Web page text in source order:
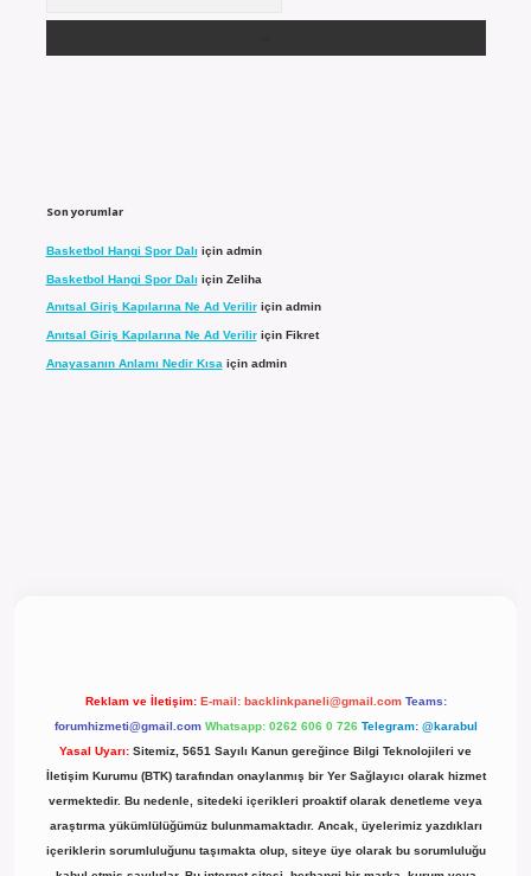
Son yorumlar
Basketbol Hangi Spor Dalı için admin
Basketbol Hangi Spor Dalı için Zeliha
Anıtsal Giriş Kapılarına Ne Ad Veriliriçin admin
Anıtsal Giriş Kapılarına Ne Ad Veriliriçin Fikret
Anayasanın Anlamı Nedir Kısa için admin
Reklam ve İletişim: E-mail: backlinkpaneli@gmail.com Teams:
forumhizmeti@gmail.com Whatsapp: 0262 606 0 726 Telegram: @karabul
Yasal Uyarı: Sitemiz, 5651 Sayılı Kanun gereğince Bilgi Teknolojileri ve
İletişim Kurumu (BTK) tarafından onaylanmış bir Yer Sağlayıcı olarak hizmet
vermektedir. Bu nedenle, sitedeki içerikleri proaktif olarak denetleme veya
araştırma yükümlülüğümüz bulunmamaktadır. Ancak, üyelerimiz yazdıkları
içeriklerin sorumluluğunu taşımakta olup, siteye üye olarak bu sorumluluğu